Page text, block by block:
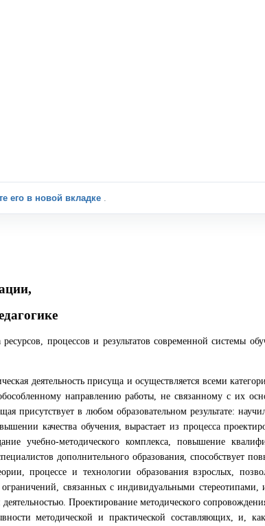
его в новой вкладке
процессов и результатов современной системы
деятельность присуща и осуществляется всеми
направлению работы, не связанному с их
присутствует в любом образовательном результате:
качества обучения, вырастает из процесса
учебно-методического комплекса, повышение
дополнительного образования, способствует
процессе и технологии образования взрослых,
связанных с индивидуальными
Проектирование методического
методической и практической составляющих, и,